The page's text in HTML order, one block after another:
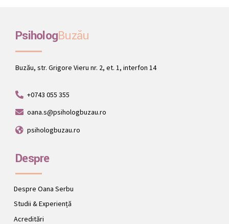
PsihologBuzău
Buzău, str. Grigore Vieru nr. 2, et. 1, interfon 14
+0743 055 355
oana.s@psihologbuzau.ro
psihologbuzau.ro
Despre
Despre Oana Serbu
Studii & Experiență
Acreditări